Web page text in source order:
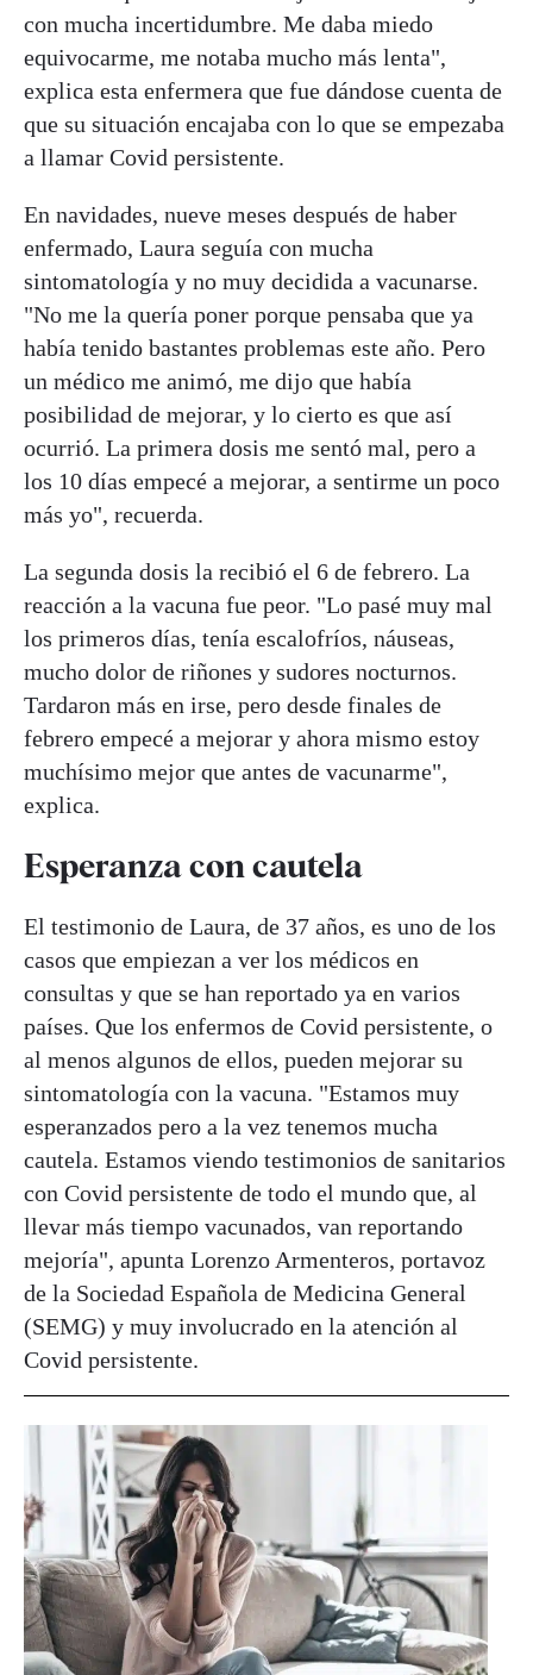
con mucha incertidumbre. Me daba miedo
equivocarme, me notaba mucho más lenta",
explica esta enfermera que fue dándose cuenta de
que su situación encajaba con lo que se empezaba
a llamar Covid persistente.
En navidades, nueve meses después de haber
enfermado, Laura seguía con mucha
sintomatología y no muy decidida a vacunarse.
"No me la quería poner porque pensaba que ya
había tenido bastantes problemas este año. Pero
un médico me animó, me dijo que había
posibilidad de mejorar, y lo cierto es que así
ocurrió. La primera dosis me sentó mal, pero a
los 10 días empecé a mejorar, a sentirme un poco
más yo", recuerda.
La segunda dosis la recibió el 6 de febrero. La
reacción a la vacuna fue peor. "Lo pasé muy mal
los primeros días, tenía escalofríos, náuseas,
mucho dolor de riñones y sudores nocturnos.
Tardaron más en irse, pero desde finales de
febrero empecé a mejorar y ahora mismo estoy
muchísimo mejor que antes de vacunarme",
explica.
Esperanza con cautela
El testimonio de Laura, de 37 años, es uno de los
casos que empiezan a ver los médicos en
consultas y que se han reportado ya en varios
países. Que los enfermos de Covid persistente, o
al menos algunos de ellos, pueden mejorar su
sintomatología con la vacuna. "Estamos muy
esperanzados pero a la vez tenemos mucha
cautela. Estamos viendo testimonios de sanitarios
con Covid persistente de todo el mundo que, al
llevar más tiempo vacunados, van reportando
mejoría", apunta Lorenzo Armenteros, portavoz
de la Sociedad Española de Medicina General
(SEMG) y muy involucrado en la atención al
Covid persistente.